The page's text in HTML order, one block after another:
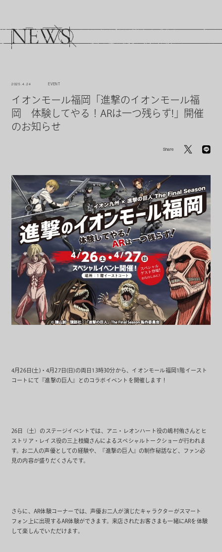
2025. 4. 24 EVENT
イオンモール福岡「進撃のイオンモール福
岡 体験してやる！ARは一つ残らず!」開催
のお知らせ
Share
4月26日(土)・4月27日(日)の両日13時30分から、イオンモール福岡1階イースト
コートにて『進撃の巨人』とのコラボイベントを開催します！
26日（土）のステージイベントでは、アニ・レオンハート役の嶋村侑さんとヒ
ストリア・レイス役の三上枝織さんによるスペシャルトークショーが行われま
す。お二人の声優としての経験や、『進撃の巨人』の制作秘話など、ファン必
見の内容が盛りだくさんです。
さらに、AR体験コーナーでは、声優お二人が演じたキャラクターがスマート
フォン上に出現するAR体験ができます。来店されたお客さまも一緒にARを体験
して楽しんでいただけます。